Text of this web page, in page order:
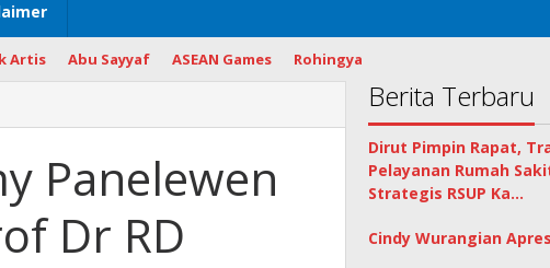
Artis Abu Sayyaf ASEAN Games Rohingya
Panelewen
Dr RD
Berita Terbaru
Dirut Pimpin Rapat,
Pelayanan Rumah
Strategis RSUP Ka…
Cindy Wurangian